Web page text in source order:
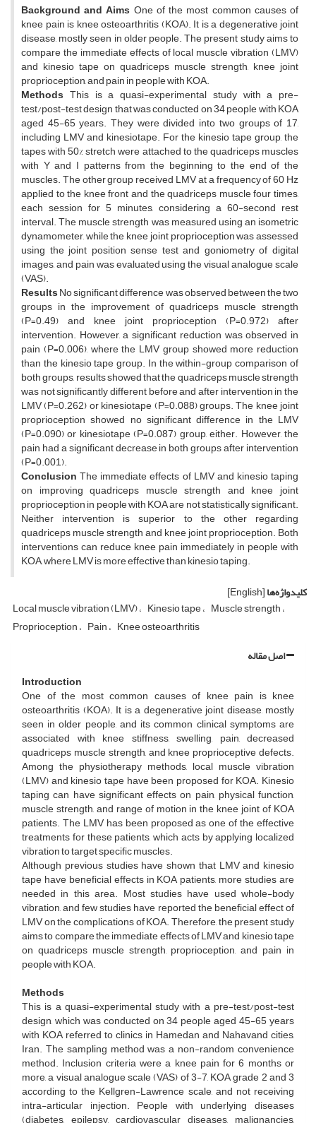
Background and Aims One of the most common causes of
knee pain is knee osteoarthritis (KOA). It is a degenerative joint
disease, mostly seen in older people. The present study aims to
compare the immediate effects of local muscle vibration (LMV)
and kinesio tape on quadriceps muscle strength, knee joint
proprioception, and pain in people with KOA.
Methods This is a quasi-experimental study with a pre-
test/post-test design that was conducted on 34 people with KOA
aged 45-65 years. They were divided into two groups of 17,
including LMV and kinesiotape. For the kinesio tape group, the
tapes with 50% stretch were attached to the quadriceps muscles
with Y and I patterns from the beginning to the end of the
muscles. The other group received LMV at a frequency of 60 Hz
applied to the knee front and the quadriceps muscle four times,
each session for 5 minutes, considering a 60-second rest
interval. The muscle strength was measured using an isometric
dynamometer, while the knee joint proprioception was assessed
using the joint position sense test and goniometry of digital
images, and pain was evaluated using the visual analogue scale
(VAS).
ResultsNo significant difference was observed between the two
groups in the improvement of quadriceps muscle strength
(P=0.49) and knee joint proprioception (P=0.972) after
intervention. However, a significant reduction was observed in
pain (P=0.006), where the LMV group showed more reduction
than the kinesio tape group. In the within-group comparison of
both groups, results showed that the quadriceps muscle strength
was not significantly different before and after intervention in the
LMV (P=0.262) or kinesiotape (P=0.088) groups. The knee joint
proprioception showed no significant difference in the LMV
(P=0.090) or kinesiotape (P=0.087) group, either. However, the
pain had a significant decrease in both groups after intervention
(P=0.001).
ConclusionThe immediate effects of LMV and kinesio taping
on improving quadriceps muscle strength and knee joint
proprioception in people with KOA are not statistically significant.
Neither intervention is superior to the other regarding
quadriceps muscle strength and knee joint proprioception. Both
interventions can reduce knee pain immediately in people with
KOA, where LMV is more effective than kinesio taping.
کلیدواژه‌ها[English]
Local muscle vibration (LMV) Kinesio tape Muscle strength
Proprioception Pain Knee osteoarthritis
اصل مقاله
Introduction
One of the most common causes of knee pain is knee
osteoarthritis (KOA). It is a degenerative joint disease, mostly
seen in older people, and its common clinical symptoms are
associated with knee stiffness, swelling, pain, decreased
quadriceps muscle strength, and knee proprioceptive defects.
Among the physiotherapy methods, local muscle vibration
(LMV) and kinesio tape have been proposed for KOA. Kinesio
taping can have significant effects on pain, physical function,
muscle strength, and range of motion in the knee joint of KOA
patients. The LMV has been proposed as one of the effective
treatments for these patients, which acts by applying localized
vibration to target specific muscles.
Although previous studies have shown that LMV and kinesio
tape have beneficial effects in KOA patients, more studies are
needed in this area. Most studies have used whole-body
vibration, and few studies have reported the beneficial effect of
LMV on the complications of KOA. Therefore, the present study
aims to compare the immediate effects of LMV and kinesio tape
on quadriceps muscle strength, proprioception, and pain in
people with KOA.
Methods
This is a quasi-experimental study with a pre-test/post-test
design, which was conducted on 34 people aged 45-65 years
with KOA referred to clinics in Hamedan and Nahavand cities,
Iran. The sampling method was a non-random convenience
method. Inclusion criteria were a knee pain for 6 months or
more, a visual analogue scale (VAS) of 3-7, KOA grade 2 and 3
according to the Kellgren-Lawrence scale, and not receiving
intra-articular injection. People with underlying diseases